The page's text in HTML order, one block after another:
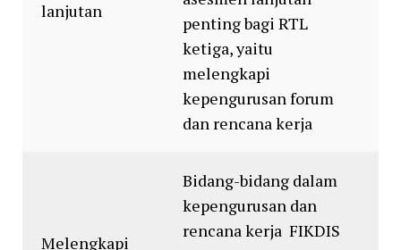
lanjutan
penting bagi RTL
ketiga, yaitu
melengkapi
kepengurusan forum
dan rencana kerja
Melengkapi
Bidang-bidang dalam
kepengurusan dan
rencana kerja FIKDIS